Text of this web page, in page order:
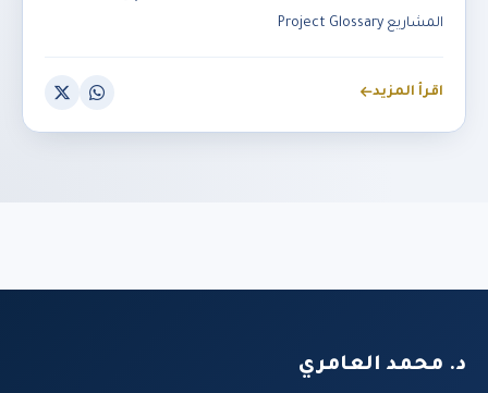
المشاريع Project Glossary
اقرأ المزيد
د. محمد العامري